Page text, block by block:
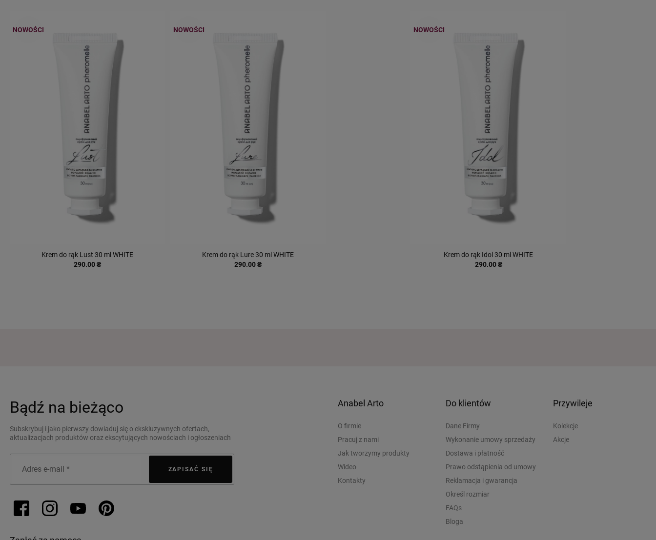
Krem do rąk Lust 30 ml WHITE
290.00 ₴
NOWOŚCI
Krem do rąk Lure 30 ml WHITE
290.00 ₴
NOWOŚCI
Krem do rąk Idol 30 ml WHITE
290.00 ₴
NOWOŚCI
Bądź na bieżąco
Subskrybuj i jako pierwszy dowiaduj się o ekskluzywnych ofertach,
aktualizacjach produktów oraz ekscytujących nowościach i ogłoszeniach
ZAPISAĆ SIĘ
Anabel Arto
O firmie
Pracuj z nami
Jak tworzymy produkty
Wideo
Kontakty
Do klientów
Dane Firmy
Wykonanie umowy sprzedaży
Dostawa i płatność
Prawo odstąpienia od umowy
Reklamacja i gwarancja
Określ rozmiar
FAQs
Bloga
Przywileje
Kolekcje
Akcje